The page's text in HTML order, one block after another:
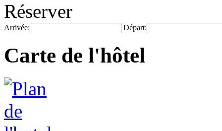
Réserver
Arrivée: Départ:
Carte de l'hôtel